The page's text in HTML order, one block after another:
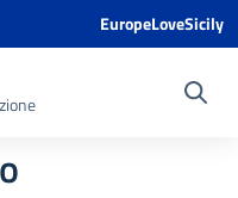
EuropeLoveSicily